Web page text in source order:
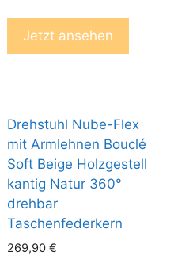
Jetzt ansehen
Drehstuhl Nube-Flex
mit Armlehnen Bouclé
Soft Beige Holzgestell
kantig Natur 360°
drehbar
Taschenfederkern
269,90 €